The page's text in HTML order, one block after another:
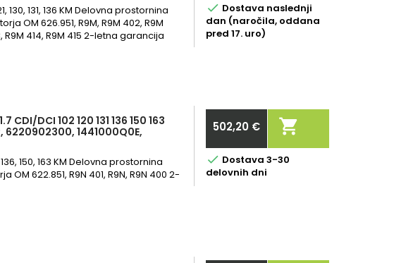
130, 131, 136 KM Delovna prostornina
OM 626.951, R9M, R9M 402, R9M
R9M 414, R9M 415 2-letna garancija
 Dostava naslednji
dan (naročila, oddana
pred 17. uro)
CDI/DCI 102 120 131 136 150 163
6220902300, 1441000Q0E,
150, 163 KM Delovna prostornina
OM 622.851, R9N 401, R9N, R9N 400 2-
Cena
502,20 € 
 Dostava 3-30
delovnih dni